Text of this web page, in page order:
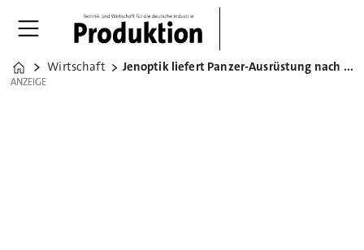
Home
Wirtschaft Jenoptik liefert Panzer-Ausrüstung nach Polen
ANZEIGE
ANZEIGE